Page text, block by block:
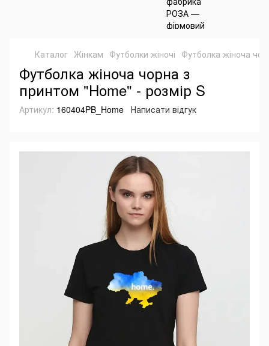
Каталог Жінкам Футболки жіночі Футболка жіноча
Футболка жіноча чорна з
принтом "Home" - розмір S
Артикул: 160404PB_Home Написати відгук